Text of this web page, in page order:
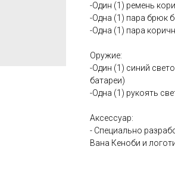
-Один (1) ремень
-Одна (1) пара брюк
-Одна (1) пара
Оружие:
-Один (1) синий
батареи)
-Одна (1) рукоять
Аксессуар:
- Специально
Вана Кеноби и